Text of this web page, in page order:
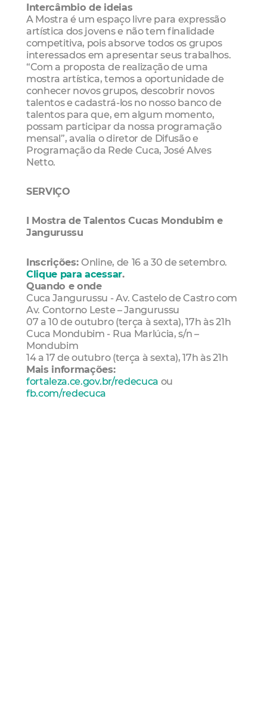
Intercâmbio de ideias
A Mostra é um espaço livre para expressão
artística dos jovens e não tem finalidade
competitiva, pois absorve todos os grupos
interessados em apresentar seus trabalhos.
“Com a proposta de realização de uma
mostra artística, temos a oportunidade de
conhecer novos grupos, descobrir novos
talentos e cadastrá-los no nosso banco de
talentos para que, em algum momento,
possam participar da nossa programação
mensal”, avalia o diretor de Difusão e
Programação da Rede Cuca, José Alves
Netto.
SERVIÇO
I Mostra de Talentos Cucas Mondubim e
Jangurussu
Inscrições: Online, de 16 a 30 de setembro.
Clique para acessar.
Quando e onde
Cuca Jangurussu - Av. Castelo de Castro com
Av. Contorno Leste – Jangurussu
07 a 10 de outubro (terça à sexta), 17h às 21h
Cuca Mondubim - Rua Marlúcia, s/n –
Mondubim
14 a 17 de outubro (terça à sexta), 17h às 21h
Mais informações:
fortaleza.ce.gov.br/redecuca ou
fb.com/redecuca